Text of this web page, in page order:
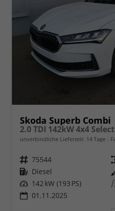
Skoda Superb Combi
unverbindliche Lieferzeit: 14 Tage
Fahrzeugnr. 75544
Kraftstoff Diesel
Leistung 142 kW (193 PS)
01.11.2025